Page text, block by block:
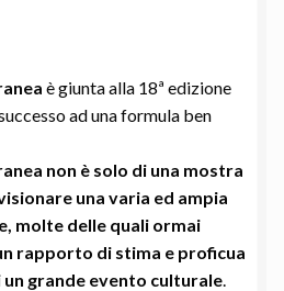
è giunta alla 18ª edizione
ad una formula ben
non è solo di una mostra
una varia ed ampia
molte delle quali ormai
rapporto di stima e proficua
grande evento culturale.